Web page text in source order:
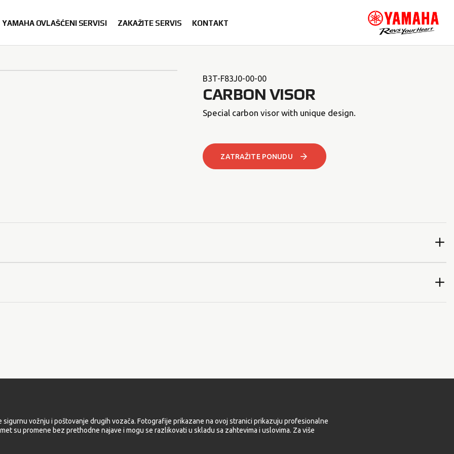
YAMAHA OVLAŠĆENI SERVISI ZAKAŽITE SERVIS KONTAKT
B3T-F83J0-00-00
CARBON VISOR
Special carbon visor with unique design.
ZATRAŽITE PONUDU
vožnju i poštovanje drugih vozača. Fotografije prikazane na ovoj stranici prikazuju profesionalne
su promene bez prethodne najave i mogu se razlikovati u skladu sa zahtevima i uslovima. Za više